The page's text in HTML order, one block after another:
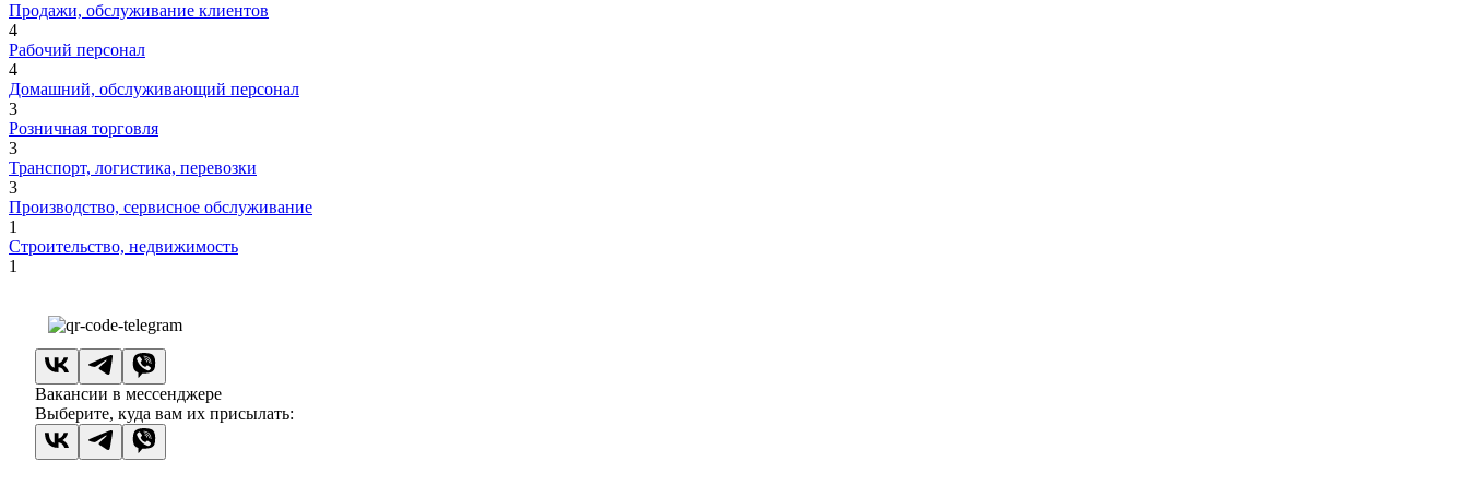
Продажи, обслуживание клиентов
4
Рабочий персонал
4
Домашний, обслуживающий персонал
3
Розничная торговля
3
Транспорт, логистика, перевозки
3
Производство, сервисное обслуживание
1
Строительство, недвижимость
1
Вакансии в мессенджере
Выберите, куда вам их присылать: